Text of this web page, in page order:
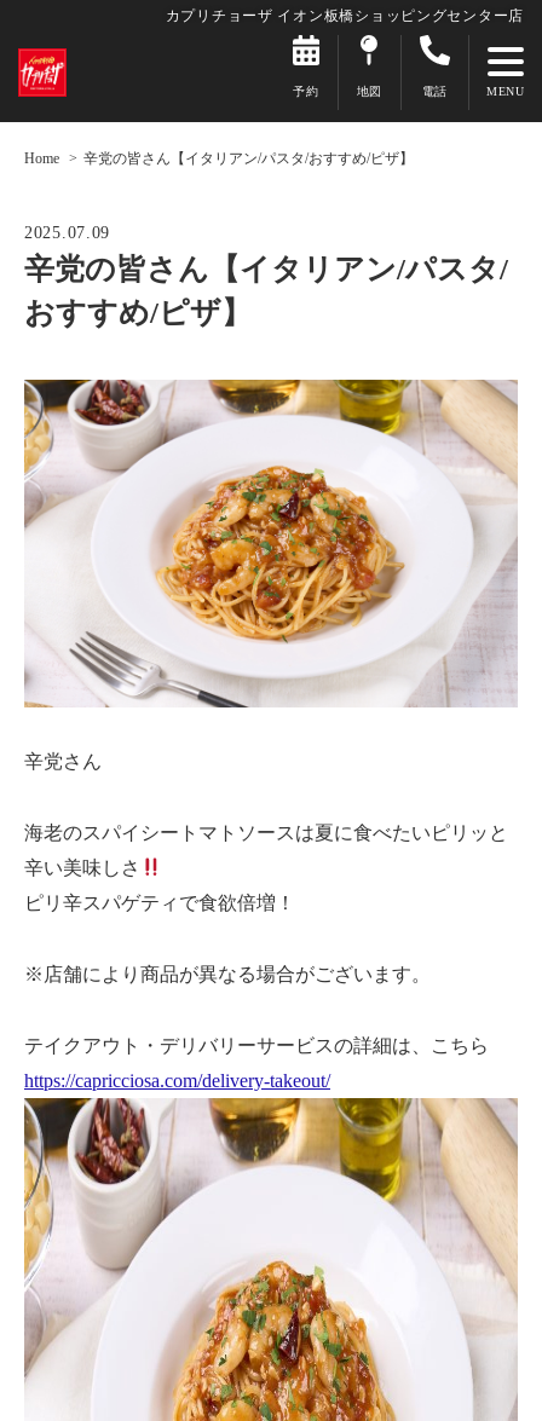
カプリチョーザ イオン板橋ショッピングセンター店
予約 地図 電話
Home 辛党の皆さん【イタリアン/パスタ/おすすめ/ピザ】
2025.07.09
辛党の皆さん【イタリアン/パスタ/
おすすめ/ピザ】
辛党さん
海老のスパイシートマトソースは夏に食べたいピリッと
辛い美味しさ
ピリ辛スパゲティで食欲倍増！
※店舗により商品が異なる場合がございます。
テイクアウト・デリバリーサービスの詳細は、こちら
https://capricciosa.com/delivery-takeout/